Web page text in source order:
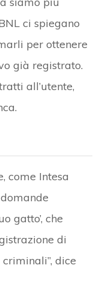
ci spiegano
per ottenere
già registrato.
all’utente,
come Intesa
gatto’, che
di
dice